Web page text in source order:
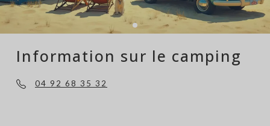
Information sur le camping
04 92 68 35 32